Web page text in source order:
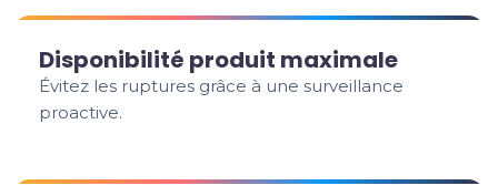
Disponibilité produit maximale
Évitez les ruptures grâce à une surveillance
proactive.